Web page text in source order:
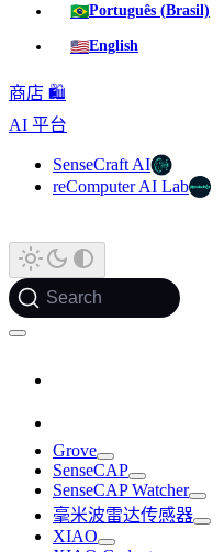
🇧🇷Português (Brasil)
🇺🇸English
商店 🛍️
AI 平台
SenseCraft AI
reComputer AI Lab
Search
Grove
SenseCAP
SenseCAP Watcher
毫米波雷达传感器
XIAO